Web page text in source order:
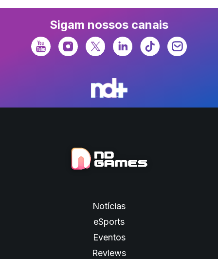
Sigam nossos canais
Notícias
eSports
Eventos
Reviews